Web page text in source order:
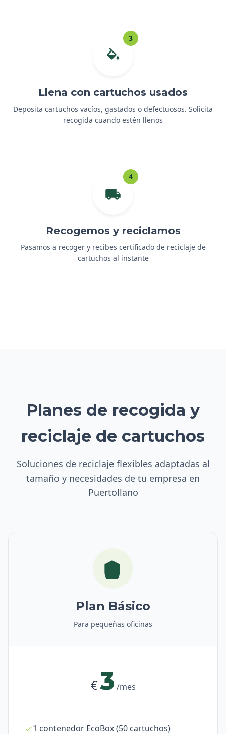
3
Llena con cartuchos usados
Deposita cartuchos vacíos, gastados o defectuosos. Solicita
recogida cuando estén llenos
4
Recogemos y reciclamos
Pasamos a recoger y recibes certificado de reciclaje de
cartuchos al instante
Planes de recogida y
reciclaje de cartuchos
Soluciones de reciclaje flexibles adaptadas al
tamaño y necesidades de tu empresa en
Puertollano
Plan Básico
Para pequeñas oficinas
€3 /mes
1 contenedor EcoBox (50 cartuchos)